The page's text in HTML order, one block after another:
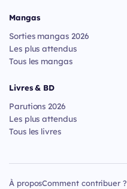
Mangas
Sorties mangas 2026
Les plus attendus
Tous les mangas
Livres & BD
Parutions 2026
Les plus attendus
Tous les livres
À proposComment contribuer ?